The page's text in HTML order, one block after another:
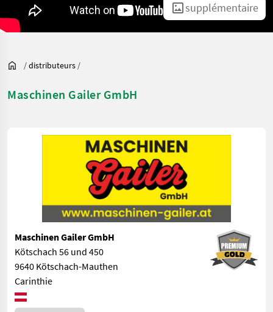
supplémentaire
/distributeurs /
Maschinen Gailer GmbH
Maschinen Gailer GmbH
Kötschach 56 und 450
9640 Kötschach-Mauthen
Carinthie